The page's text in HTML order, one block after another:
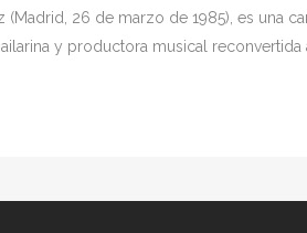
(Madrid, 26 de marzo de 1985), es una
y productora musical reconvertida